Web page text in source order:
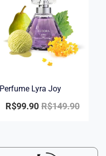
Perfume Lyra Joy
R$149.90
R$99.90